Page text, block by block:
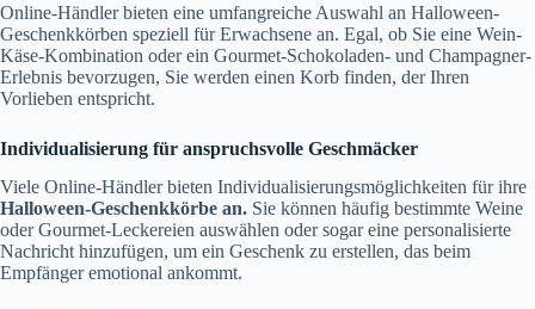
Online-Händler bieten eine umfangreiche Auswahl an Halloween-
Geschenkkörben speziell für Erwachsene an. Egal, ob Sie eine Wein-
Käse-Kombination oder ein Gourmet-Schokoladen- und Champagner-
Erlebnis bevorzugen, Sie werden einen Korb finden, der Ihren
Vorlieben entspricht.
Individualisierung für anspruchsvolle Geschmäcker
Viele Online-Händler bieten Individualisierungsmöglichkeiten für ihre
Halloween-Geschenkkörbe an. Sie können häufig bestimmte Weine
oder Gourmet-Leckereien auswählen oder sogar eine personalisierte
Nachricht hinzufügen, um ein Geschenk zu erstellen, das beim
Empfänger emotional ankommt.